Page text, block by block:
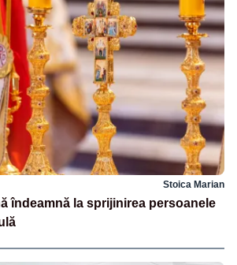
Stoica Marian
îndeamnă la sprijinirea persoanele